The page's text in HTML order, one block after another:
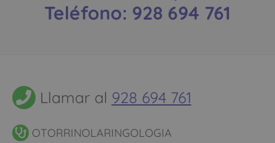
Teléfono: 928 694 761
Llamar al 928 694 761
OTORRINOLARINGOLOGIA